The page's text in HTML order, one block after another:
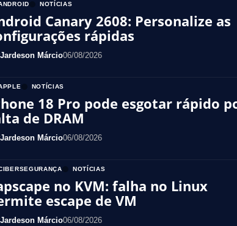
NOTÍCIAS
Canary 2608: Personalize as
rápidas
Jardeson Márcio06/08/2026
NOTÍCIAS
18 Pro pode esgotar rápido
de DRAM
Jardeson Márcio06/08/2026
NOTÍCIAS
no KVM: falha no Linux
escape de VM
Jardeson Márcio06/08/2026